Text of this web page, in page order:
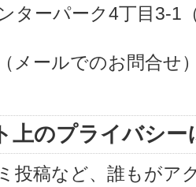
ターパーク4丁目3-1
メールでのお問合せ
上のプライバシー
投稿など、誰もがア